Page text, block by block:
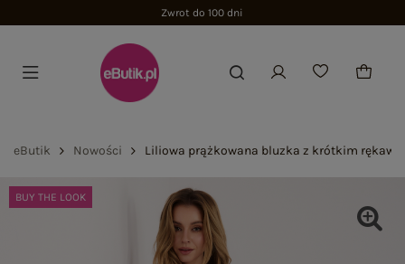
Zwrot do 100 dni
eButik Nowości Liliowa prążkowana bluzka z krótkim
BUY THE LOOK